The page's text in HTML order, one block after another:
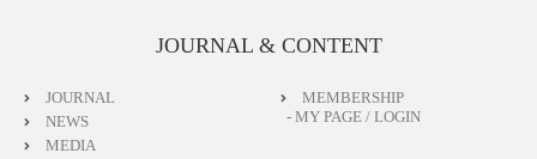
JOURNAL & CONTENT
JOURNAL
NEWS
MEDIA
MEMBERSHIP
- MY PAGE / LOGIN